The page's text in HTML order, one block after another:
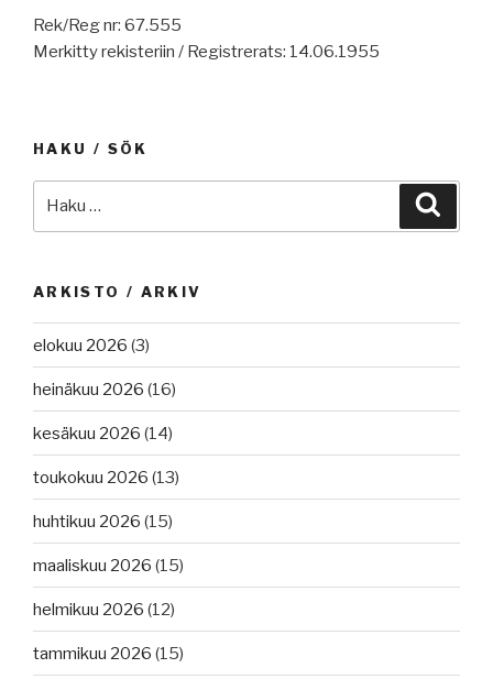
Rek/Reg nr: 67.555
Merkitty rekisteriin / Registrerats: 14.06.1955
HAKU / SÖK
ARKISTO / ARKIV
elokuu 2026 (3)
heinäkuu 2026 (16)
kesäkuu 2026 (14)
toukokuu 2026 (13)
huhtikuu 2026 (15)
maaliskuu 2026 (15)
helmikuu 2026 (12)
tammikuu 2026 (15)